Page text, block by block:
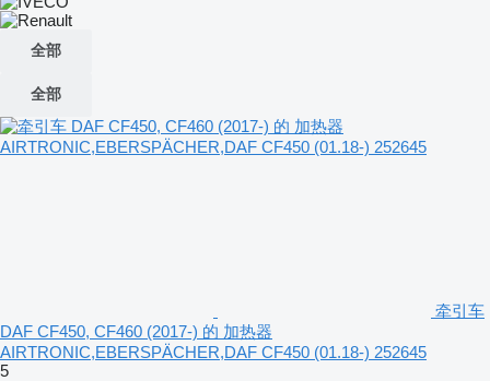
全部
全部
牵引车
DAF CF450, CF460 (2017-) 的 加热器
AIRTRONIC,EBERSPÄCHER,DAF CF450 (01.18-) 252645
5